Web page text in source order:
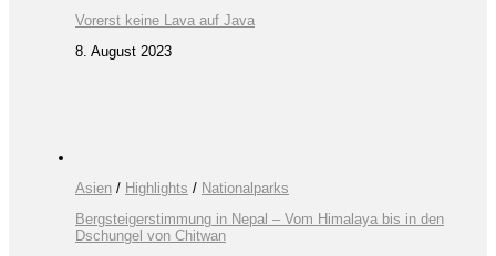
Vorerst keine Lava auf Java
8. August 2023
Asien / Highlights / Nationalparks
Bergsteigerstimmung in Nepal – Vom Himalaya bis in den
Dschungel von Chitwan